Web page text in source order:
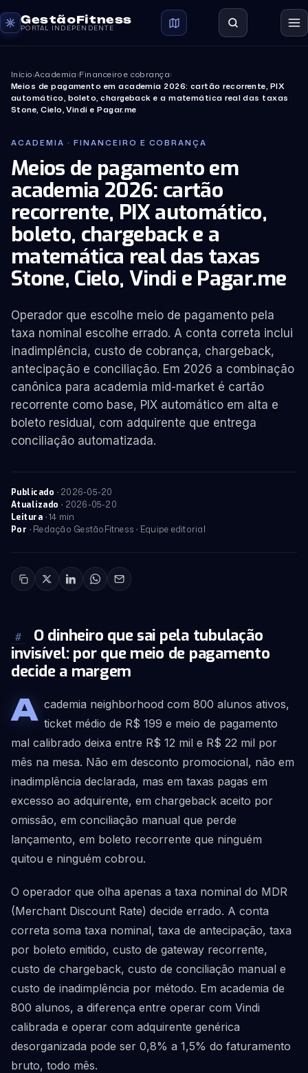
GestãoFitness
PORTAL INDEPENDENTE
Início›Academia›Financeiro e cobrança›
Meios de pagamento em academia 2026: cartão recorrente, PIX
automático, boleto, chargeback e a matemática real das taxas
Stone, Cielo, Vindi e Pagar.me
ACADEMIA · FINANCEIRO E COBRANÇA
Meios de pagamento em
academia 2026: cartão
recorrente, PIX automático,
boleto, chargeback e a
matemática real das taxas
Stone, Cielo, Vindi e Pagar.me
Operador que escolhe meio de pagamento pela
taxa nominal escolhe errado. A conta correta inclui
inadimplência, custo de cobrança, chargeback,
antecipação e conciliação. Em 2026 a combinação
canônica para academia mid-market é cartão
recorrente como base, PIX automático em alta e
boleto residual, com adquirente que entrega
conciliação automatizada.
Publicado · 2026-05-20
Atualizado · 2026-05-20
Leitura · 14 min
Por · Redação GestãoFitness · Equipe editorial
#
O dinheiro que sai pela tubulação
invisível: por que meio de pagamento
decide a margem
A cademia neighborhood com 800 alunos ativos,
ticket médio de R$ 199 e meio de pagamento
mal calibrado deixa entre R$ 12 mil e R$ 22 mil por
mês na mesa. Não em desconto promocional, não em
inadimplência declarada, mas em taxas pagas em
excesso ao adquirente, em chargeback aceito por
omissão, em conciliação manual que perde
lançamento, em boleto recorrente que ninguém
quitou e ninguém cobrou.
O operador que olha apenas a taxa nominal do MDR
(Merchant Discount Rate) decide errado. A conta
correta soma taxa nominal, taxa de antecipação, taxa
por boleto emitido, custo de gateway recorrente,
custo de chargeback, custo de conciliação manual e
custo de inadimplência por método. Em academia de
800 alunos, a diferença entre operar com Vindi
calibrada e operar com adquirente genérica
desorganizada pode ser 0,8% a 1,5% do faturamento
bruto, todo mês.